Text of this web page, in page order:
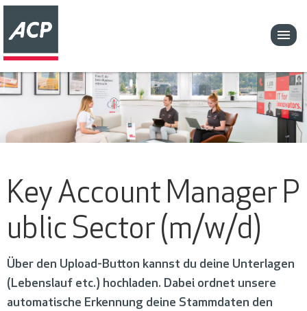
Key Account Manager P
ublic Sector (m/w/d)
Über den Upload-Button kannst du deine Unterlagen
(Lebenslauf etc.) hochladen. Dabei ordnet unsere
automatische Erkennung deine Stammdaten den